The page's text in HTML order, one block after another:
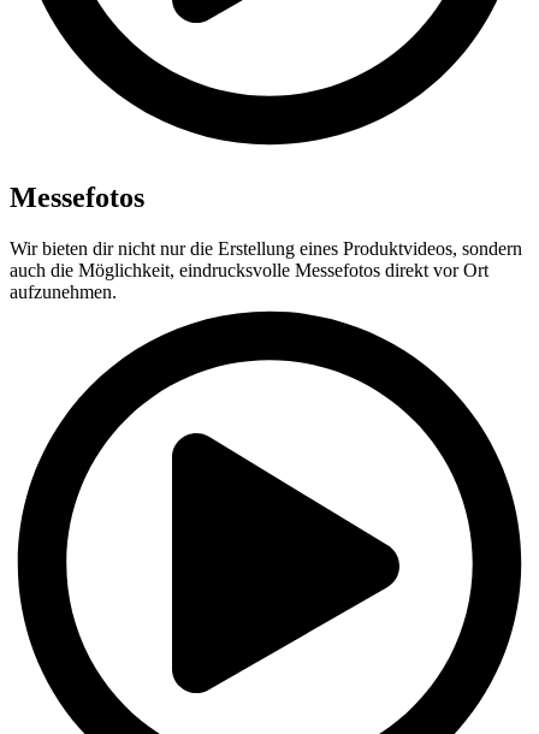
Messefotos
Wir bieten dir nicht nur die Erstellung eines Produktvideos, sondern
auch die Möglichkeit, eindrucksvolle Messefotos direkt vor Ort
aufzunehmen.